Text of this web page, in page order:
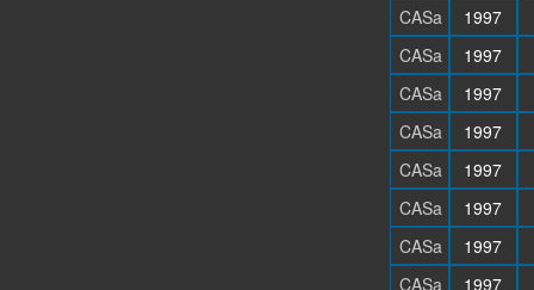
CASa
1997
CASa
1997
CASa
1997
CASa
1997
CASa
1997
CASa
1997
CASa
1997
CASa
1997